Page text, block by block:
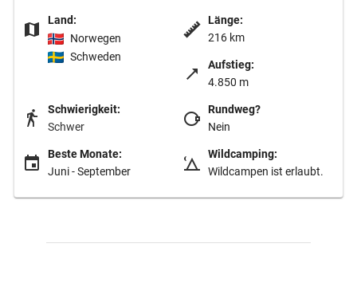
Land:
Norwegen
Schweden
Länge:
216 km
Aufstieg:
4.850 m
Schwierigkeit:
Schwer
Rundweg?
Nein
Beste Monate:
Juni - September
Wildcamping:
Wildcampen ist erlaubt.